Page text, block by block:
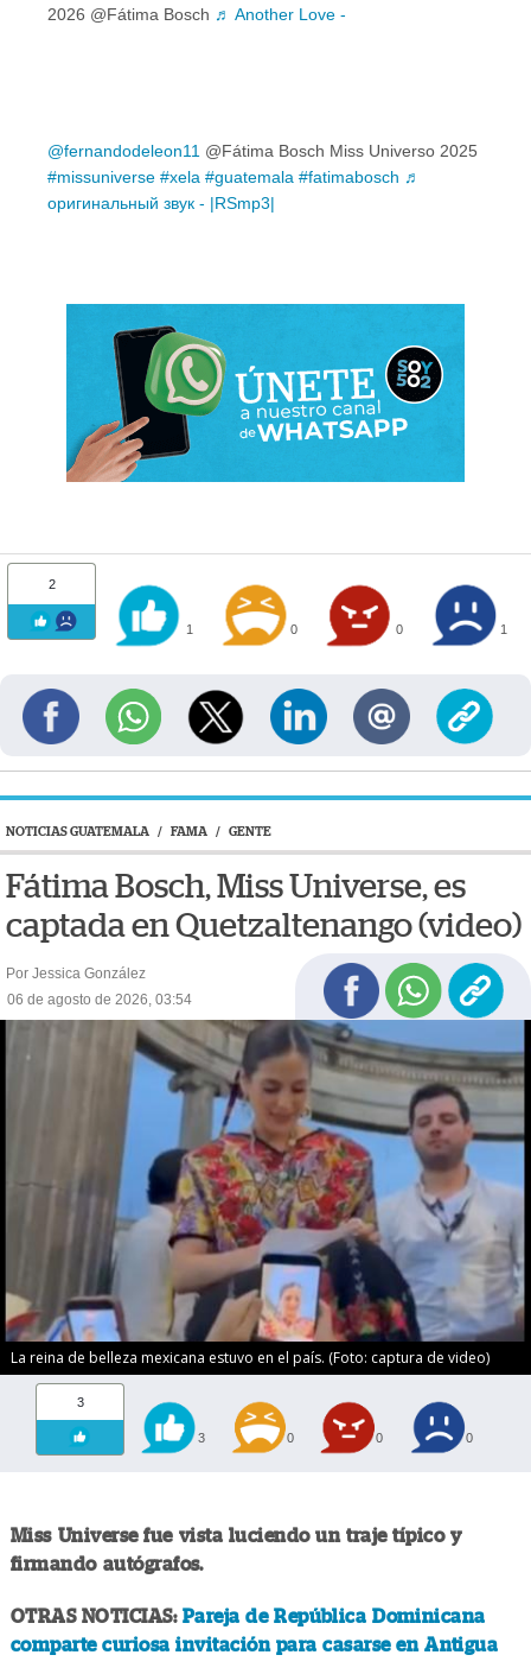
2026 @Fátima Bosch ♬ Another Love -
@fernandodeleon11 @Fátima Bosch Miss Universo 2025
#missuniverse #xela #guatemala #fatimabosch ♬
оригинальный звук - |RSmp3|
2
1 0 0 1
NOTICIAS GUATEMALA / FAMA / GENTE
Fátima Bosch, Miss Universe, es
captada en Quetzaltenango (video)
Por Jessica González
06 de agosto de 2026, 03:54
La reina de belleza mexicana estuvo en el país. (Foto: captura de video)
3
3 0 0 0
Miss Universe fue vista luciendo un traje típico y
firmando autógrafos.
OTRAS NOTICIAS: Pareja de República Dominicana
comparte curiosa invitación para casarse en Antigua